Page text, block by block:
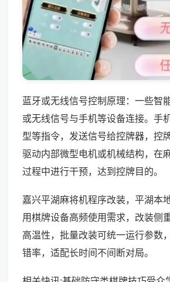
蓝牙或无线信号控制原理：一些智
或无线信号与手机等设备连接。手
型等指令，发送信号给控牌器，控
驱动内部微型电机或机械结构，在
过程中进行干预，达到控牌目的。
嘉兴平湖麻将机程序改装，平湖本
用棋牌设备高频使用需求，改装侧
高温性，批量改装可统一运行参数
错率，适配长时间不间断对局。